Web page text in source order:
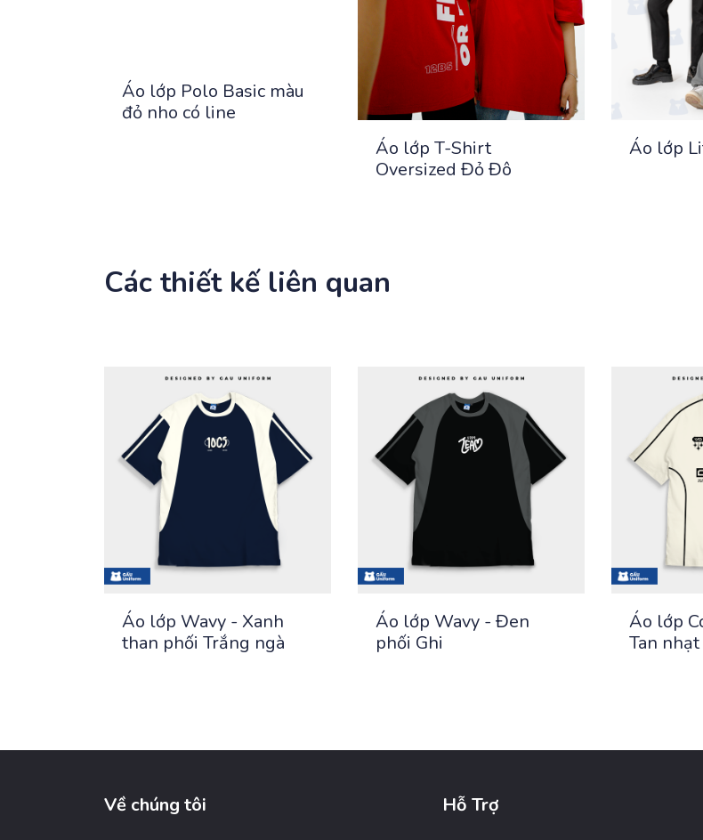
Áo lớp Polo Basic màu
đỏ nho có line
Áo lớp T-Shirt
Oversized Đỏ Đô
Áo lớp
Các thiết kế liên quan
Áo lớp Wavy - Xanh
than phối Trắng ngà
Áo lớp Wavy - Đen
phối Ghi
Áo lớp
Tan
Về chúng tôi Hỗ Trợ